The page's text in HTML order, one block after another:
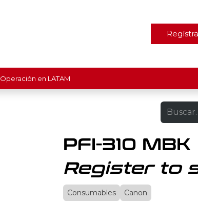
Nosotros
Operación en LATAM
PFI-310 MBK
Register to
Consumables Canon